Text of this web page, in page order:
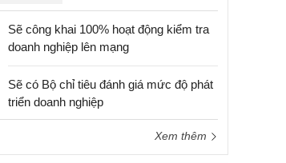
Sẽ công khai 100% hoạt động kiểm tra
doanh nghiệp lên mạng
Sẽ có Bộ chỉ tiêu đánh giá mức độ phát
triển doanh nghiệp
Xem thêm